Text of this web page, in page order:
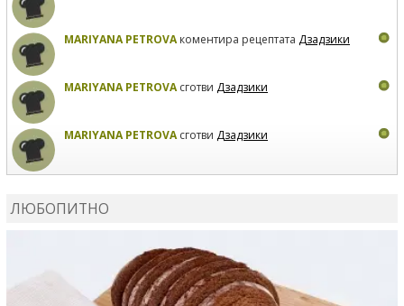
MARIYANA PETROVAкоментира рецептата Дзадзики
MARIYANA PETROVAсготви Дзадзики
MARIYANA PETROVAсготви Дзадзики
ЛЮБОПИТНО